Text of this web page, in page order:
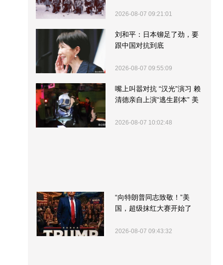
2026-08-07 09:21:01
刘和平：日本铆足了劲，要
跟中国对抗到底
2026-08-07 09:55:09
嘴上叫嚣对抗 “汉光”演习 赖
清德亲自上演“逃生剧本” 美
2026-08-07 10:02:48
“向特朗普同志致敬！”美
国，超级抹红大赛开始了
2026-08-07 09:43:32